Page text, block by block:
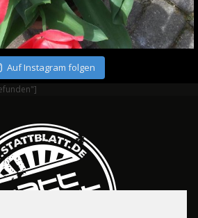
Auf Instagram folgen